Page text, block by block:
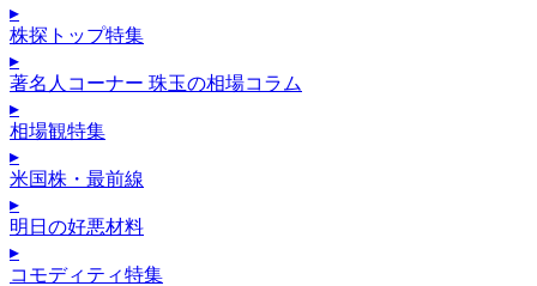
▸
株探トップ特集
▸
著名人コーナー 珠玉の相場コラム
▸
相場観特集
▸
米国株・最前線
▸
明日の好悪材料
▸
コモディティ特集